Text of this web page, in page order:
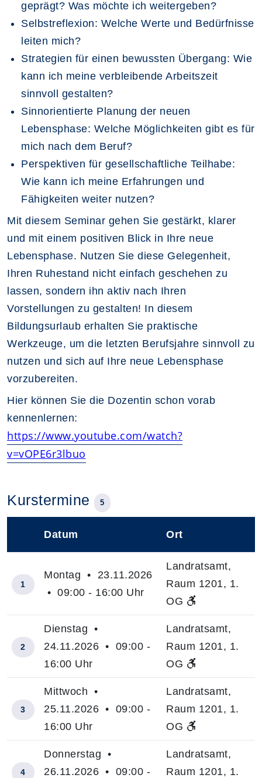
geprägt? Was möchte ich weitergeben?
Selbstreflexion: Welche Werte und Bedürfnisse
leiten mich?
Strategien für einen bewussten Übergang: Wie
kann ich meine verbleibende Arbeitszeit
sinnvoll gestalten?
Sinnorientierte Planung der neuen
Lebensphase: Welche Möglichkeiten gibt es für
mich nach dem Beruf?
Perspektiven für gesellschaftliche Teilhabe:
Wie kann ich meine Erfahrungen und
Fähigkeiten weiter nutzen?
Mit diesem Seminar gehen Sie gestärkt, klarer
und mit einem positiven Blick in Ihre neue
Lebensphase. Nutzen Sie diese Gelegenheit,
Ihren Ruhestand nicht einfach geschehen zu
lassen, sondern ihn aktiv nach Ihren
Vorstellungen zu gestalten! In diesem
Bildungsurlaub erhalten Sie praktische
Werkzeuge, um die letzten Berufsjahre sinnvoll zu
nutzen und sich auf Ihre neue Lebensphase
vorzubereiten.
Hier können Sie die Dozentin schon vorab
kennenlernen:
https://www.youtube.com/watch?
v=vOPE6r3lbuo
Kurstermine 5
Datum Ort
1
Montag • 23.11.2026
• 09:00 - 16:00 Uhr
Landratsamt,
Raum 1201, 1.
OG
2
Dienstag •
24.11.2026 • 09:00 -
16:00 Uhr
Landratsamt,
Raum 1201, 1.
OG
3
Mittwoch •
25.11.2026 • 09:00 -
16:00 Uhr
Landratsamt,
Raum 1201, 1.
OG
4
Donnerstag •
26.11.2026 • 09:00 -
Landratsamt,
Raum 1201, 1.